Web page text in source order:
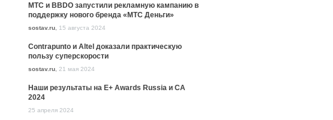
МТС и BBDO запустили рекламную кампанию в
поддержку нового бренда «МТС Деньги»
sostav.ru 15 августа 2024
Contrapunto и Altel доказали практическую
пользу суперскорости
sostav.ru 21 мая 2024
Наши результаты на E+ Awards Russia и CA
2024
25 апреля 2024